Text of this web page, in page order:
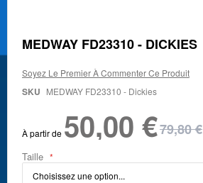
Skip
to
beginning
of
MEDWAY FD23310 - DICKIES
Soyez Le Premier À Commenter Ce Produit
SKU MEDWAY FD23310 - Dickies
À partir de 50,00 €79,80 €
Taille